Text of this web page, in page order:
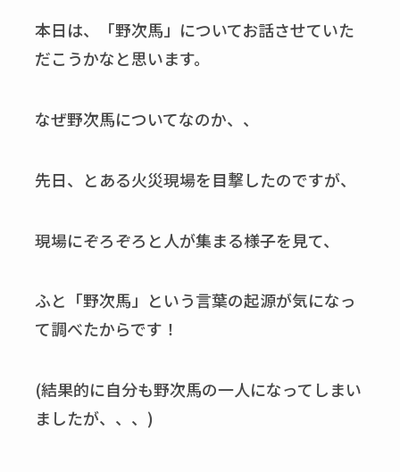
本日は、「野次馬」についてお話させていた
だこうかなと思います。
なぜ野次馬についてなのか、、
先日、とある火災現場を目撃したのですが、
現場にぞろぞろと人が集まる様子を見て、
ふと「野次馬」という言葉の起源が気になっ
て調べたからです！
(結果的に自分も野次馬の一人になってしまい
ましたが、、、)